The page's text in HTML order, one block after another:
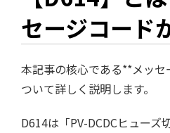
セージコード
本記事の核心である**メッ
ついて詳しく説明します。
D614は「PV-DCDCヒュー